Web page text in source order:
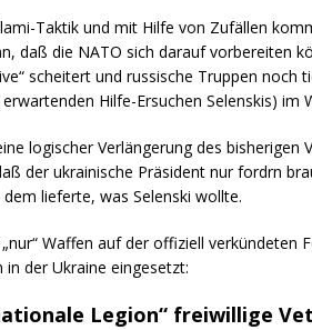
Taktik und mit Hilfe von Zufällen
daß die NATO sich darauf vorbereiten
scheitert und russische Truppen
Hilfe-Ersuchen Selenskis) im
logischer Verlängerung des
der ukrainische Präsident nur fordrn
lieferte, was Selenski wollte.
Waffen auf der offiziell verkündeten
in der Ukraine eingesetzt:
Legion“ freiwillige